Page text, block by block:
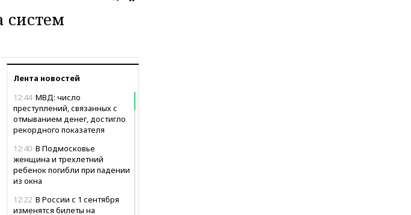
систем
Лента новостей
12:44 МВД: число
преступлений, связанных с
отмыванием денег, достигло
рекордного показателя
12:40 В Подмосковье
женщина и трехлетний
ребенок погибли при падении
из окна
12:22 В России с 1 сентября
изменятся билеты на